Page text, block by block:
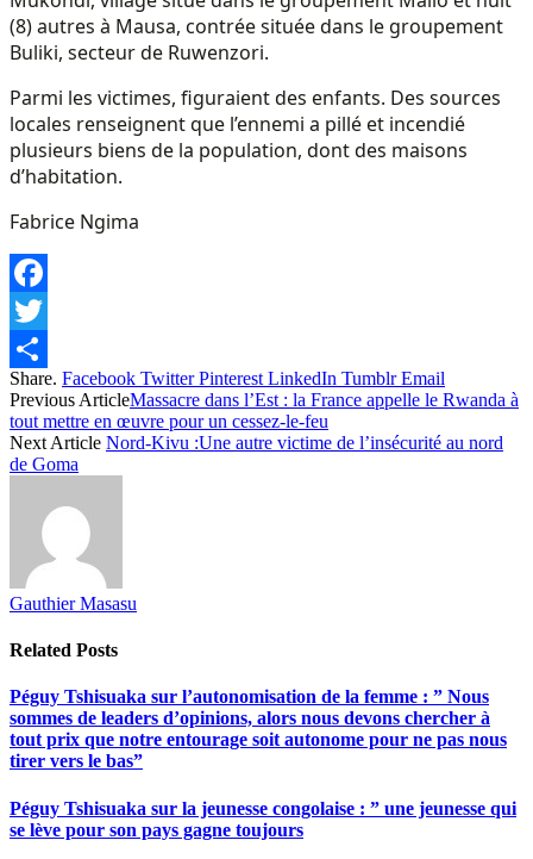
(8) autres à Mausa, contrée située dans le groupement
Buliki, secteur de Ruwenzori.
Parmi les victimes, figuraient des enfants. Des sources
locales renseignent que l’ennemi a pillé et incendié
plusieurs biens de la population, dont des maisons
d’habitation.
Fabrice Ngima
Facebook
Twitter
Share
Share. Facebook Twitter Pinterest LinkedIn Tumblr Email
Previous ArticleMassacre dans l’Est : la France appelle le Rwanda à
tout mettre en œuvre pour un cessez-le-feu
Next Article Nord-Kivu :Une autre victime de l’insécurité au nord
de Goma
Gauthier Masasu
Related Posts
Péguy Tshisuaka sur l’autonomisation de la femme : ” Nous
sommes de leaders d’opinions, alors nous devons chercher à
tout prix que notre entourage soit autonome pour ne pas nous
tirer vers le bas”
Péguy Tshisuaka sur la jeunesse congolaise : ” une jeunesse qui
se lève pour son pays gagne toujours